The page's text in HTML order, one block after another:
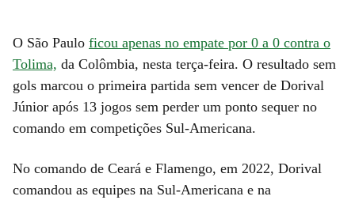
O São Paulo ficou apenas no empate por 0 a 0 contra o
Tolima, da Colômbia, nesta terça-feira. O resultado sem
gols marcou o primeira partida sem vencer de Dorival
Júnior após 13 jogos sem perder um ponto sequer no
comando em competições Sul-Americana.
No comando de Ceará e Flamengo, em 2022, Dorival
comandou as equipes na Sul-Americana e na